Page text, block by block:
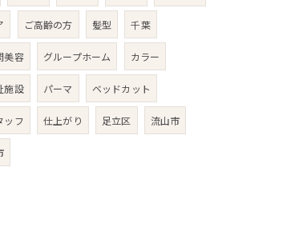
ご高齢の方 髪型 千葉
美容 グループホーム カラー
施設 パーマ ベッドカット
ッフ 仕上がり 足立区 流山市